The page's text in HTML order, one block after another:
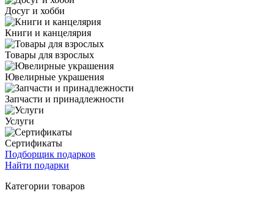
Досуг и хобби
Книги и канцелярия
Товары для взрослых
Ювелирные украшения
Запчасти и принадлежности
Услуги
Сертификаты
Подборщик подарков
Найти подарки
Категории товаров